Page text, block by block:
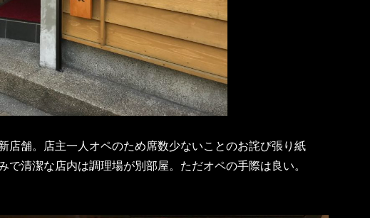
店舗。店主一人オペのため席数少ないことのお詫び張り紙
で清潔な店内は調理場が別部屋。ただオペの手際は良い。